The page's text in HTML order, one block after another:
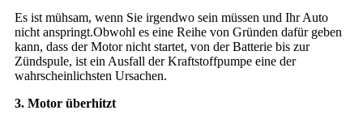
Es ist mühsam, wenn Sie irgendwo sein müssen und Ihr Auto
nicht anspringt.Obwohl es eine Reihe von Gründen dafür geben
kann, dass der Motor nicht startet, von der Batterie bis zur
Zündspule, ist ein Ausfall der Kraftstoffpumpe eine der
wahrscheinlichsten Ursachen.
3. Motor überhitzt